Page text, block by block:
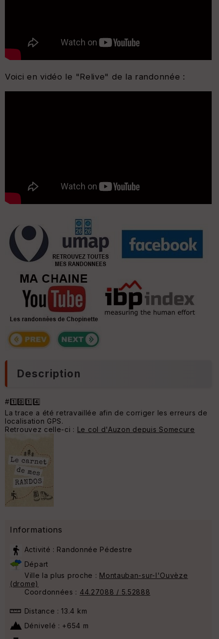
Voici en vidéo le "Relive" de la randonnée :
Description
#1️⃣0️⃣1️⃣4️⃣
La trace a été retravaillée afin de corriger les erreurs de
localisation GPS.
Retrouvez celle-ci : Le col d'Auzon depuis Somecure
Informations
Activité : Randonnée Pédestre
Départ
Ville la plus proche : Montauban-sur-l'Ouvèze
(drome)
Coordonnées : 44.27088 / 5.52888
Distance : 13.4 km
Dénivelé : +654 m